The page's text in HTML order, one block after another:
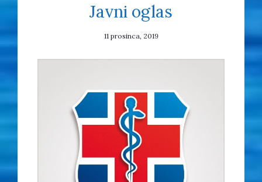
Javni oglas
11 prosinca, 2019